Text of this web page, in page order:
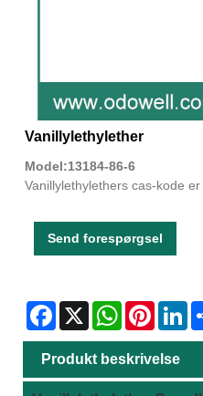
Vanillylethylether
Model:13184-86-6
Vanillylethylethers cas-kode er
Send forespørgsel
Facebook
X WhatsApp
Produkt beskrivelse